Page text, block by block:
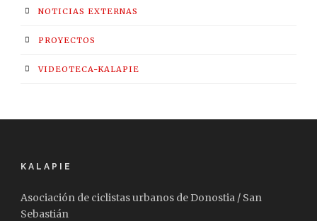
NOTICIAS EXTERNAS
PROYECTOS
VIDEOTECA-KALAPIE
KALAPIE
Asociación de ciclistas urbanos de Donostia / San
Sebastián